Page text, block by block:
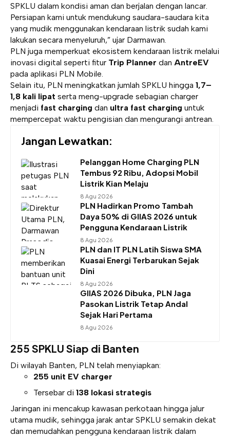
SPKLU dalam kondisi aman dan berjalan dengan lancar.
Persiapan kami untuk mendukung saudara-saudara kita
yang mudik menggunakan kendaraan listrik sudah kami
lakukan secara menyeluruh,” ujar Darmawan.
PLN juga memperkuat ekosistem kendaraan listrik melalui
inovasi digital seperti fitur Trip Planner dan AntreEV
pada aplikasi PLN Mobile.
Selain itu, PLN meningkatkan jumlah SPKLU hingga 1,7–
1,8 kali lipat serta meng-upgrade sebagian charger
menjadi fast charging dan ultra fast charging untuk
mempercepat waktu pengisian dan mengurangi antrean.
Jangan Lewatkan:
Pelanggan Home Charging PLN
Tembus 92 Ribu, Adopsi Mobil
Listrik Kian Melaju
8 Agu 2026
PLN Hadirkan Promo Tambah
Daya 50% di GIIAS 2026 untuk
Pengguna Kendaraan Listrik
8 Agu 2026
PLN dan IT PLN Latih Siswa SMA
Kuasai Energi Terbarukan Sejak
Dini
8 Agu 2026
GIIAS 2026 Dibuka, PLN Jaga
Pasokan Listrik Tetap Andal
Sejak Hari Pertama
8 Agu 2026
255 SPKLU Siap di Banten
Di wilayah Banten, PLN telah menyiapkan:
255 unit EV charger
Tersebar di 138 lokasi strategis
Jaringan ini mencakup kawasan perkotaan hingga jalur
utama mudik, sehingga jarak antar SPKLU semakin dekat
dan memudahkan pengguna kendaraan listrik dalam